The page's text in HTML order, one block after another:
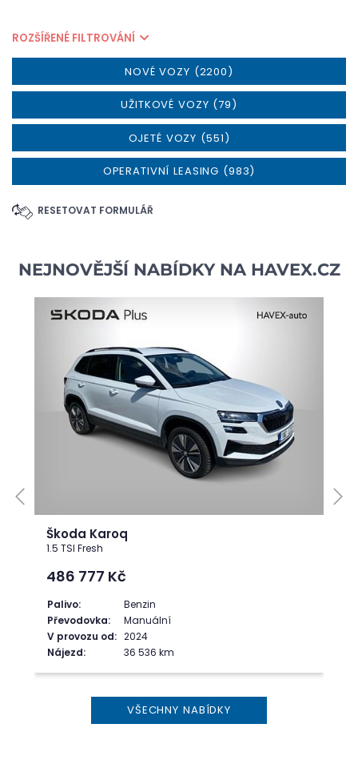
ROZŠÍŘENÉ FILTROVÁNÍ
NOVÉ VOZY (2200)
UŽITKOVÉ VOZY (79)
OJETÉ VOZY (551)
OPERATIVNÍ LEASING (983)
RESETOVAT FORMULÁŘ
NEJNOVĚJŠÍ NABÍDKY NA HAVEX.CZ
Škoda Karoq
1.5 TSI Fresh
486 777 Kč
Palivo:
Benzin
Převodovka:
Manuální
V provozu od: 2024
Nájezd:
36 536 km
VŠECHNY NABÍDKY